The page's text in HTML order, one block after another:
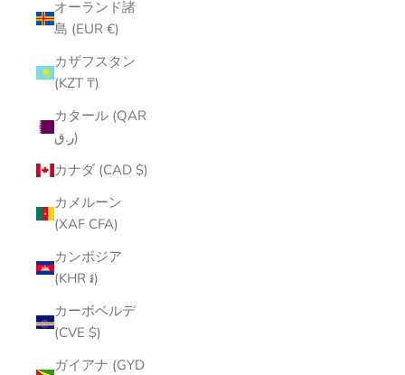
オーランド諸
島 (EUR €)
カザフスタン
(KZT ₸)
カタール (QAR
ر.ق)
カナダ (CAD $)
カメルーン
(XAF CFA)
カンボジア
(KHR ៛)
カーボベルデ
(CVE $)
ガイアナ (GYD